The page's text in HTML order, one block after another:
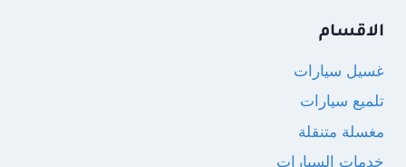
الاقسام
غسيل سيارات
تلميع سيارات
مغسلة متنقلة
خدمات السيارات